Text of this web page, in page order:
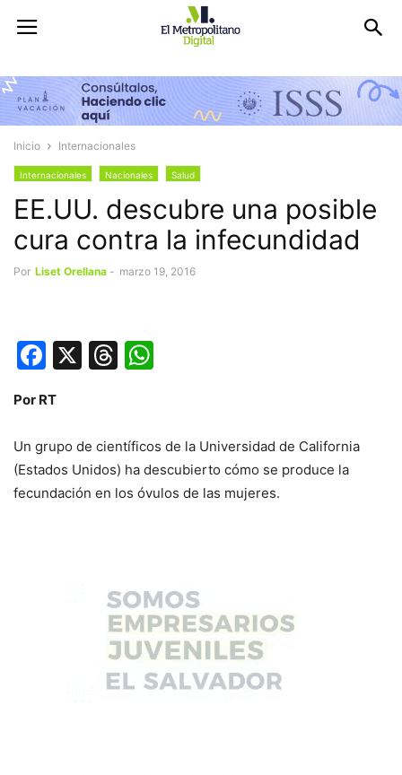
Inicio Internacionales
Internacionales Nacionales Salud
EE.UU. descubre una posible
cura contra la infecundidad
Por Liset Orellana - marzo 19, 2016
Facebook
X Threads
Por RT
Un grupo de científicos de la Universidad de California
(Estados Unidos) ha descubierto cómo se produce la
fecundación en los óvulos de las mujeres.